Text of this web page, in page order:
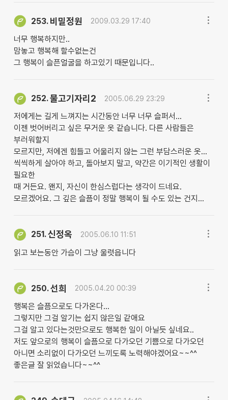
253. 비밀정원 2009.03.29 17:40
너무 행복하지만..
맘놓고 행복해 할수없는건
그 행복이 슬픈얼굴을 하고있기 때문입니다..
252.물고기자리2 2005.06.29 23:29
저에게는 길게 느껴지는 시간동안 너무 너무 슬퍼서...
이젠 벗어버리고 싶은 무거운 옷 같습니다. 다른 사람들은
부러워할지
모르지만, 저에겐 힘들고 어울리지 않는 그런 부담스러운 옷...
씩씩하게 살아야 하고, 돌아보지 말고, 약간은 이기적인 생활이
필요한
때 거든요. 왠지, 자신이 한심스럽다는 생각이 드네요.
모르겠어요. 그 깊은 슬픔이 정말 행복이 될 수도 있는 건지...
251.신정옥 2005.06.10 11:51
읽고 보는동안 가슴이 그냥 울렷읍니다
250.선희 2005.04.20 00:39
행복은 슬픔으로도 다가온다...
그렇지만 그걸 알기는 쉽지 않은일 같애요
그걸 알고 있다는것만으로도 행복한 일이 아닐듯 싶네요..
저도 앞으로의 행복이 슬픔으로 다가오던 기쁨으로 다가오던
아니면 소리없이 다가오던 느끼도록 노력해야겠어요~~^^
좋은글 잘 읽었습니다~~^^